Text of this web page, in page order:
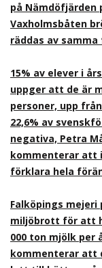
på Nämdöfjärden
Vaxholmsbåten
räddas av samma
15% av elever i
uppger att de är
personer, upp
22,6% av
negativa, Petra
kommenterar att
förklara hela
Falköpings
miljöbrott för att
000 ton mjölk per
kommenterar att